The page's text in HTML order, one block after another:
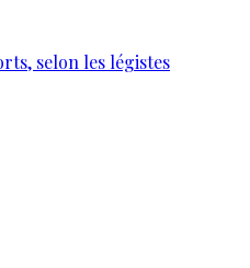
selon les légistes